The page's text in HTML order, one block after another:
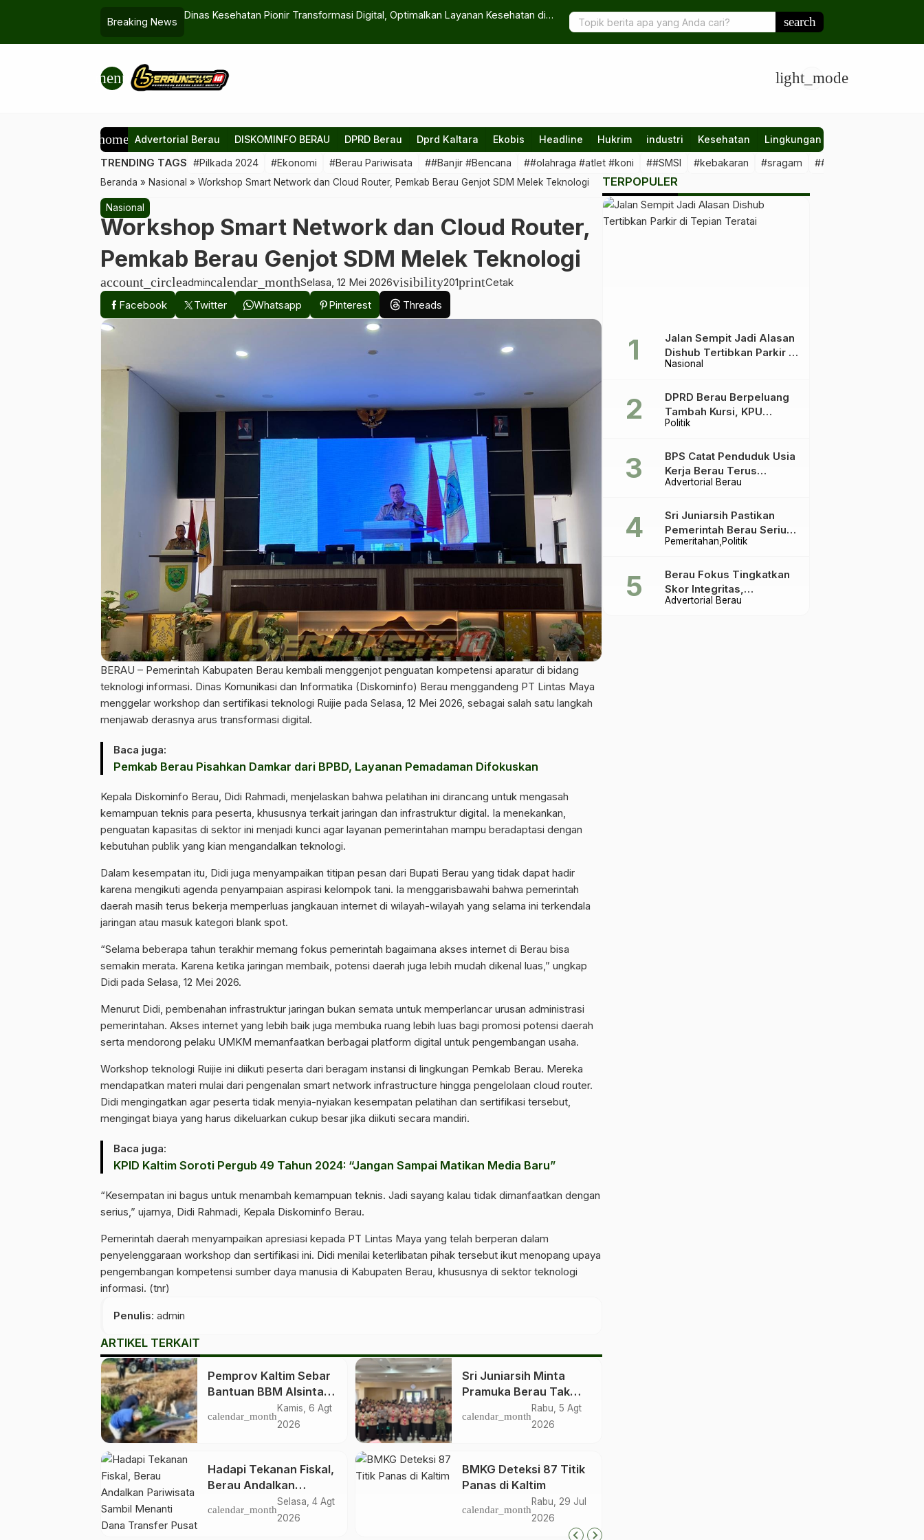
Breaking News
Dinas Kesehatan Pionir Transformasi Digital, Optimalkan Layanan Kesehatan di
Harga Bawang Merah hingga Kopi Dongkrak Inflasi Berau Agustus 2025 ke
Persen
search
menu light_mode
home Advertorial Berau DISKOMINFO BERAU DPRD Berau Dprd Kaltara Ekobis Headline Hukrim industri Kesehatan Lingkungan
TRENDING TAGS #Pilkada 2024 #Ekonomi #Berau Pariwisata ##Banjir #Bencana ##olahraga #atlet #koni ##SMSI #kebakaran #sragam ##sawit #illegal
Beranda » Nasional » Workshop Smart Network dan Cloud Router, Pemkab Berau Genjot SDM Melek Teknologi
Nasional
Workshop Smart Network dan Cloud Router,
Pemkab Berau Genjot SDM Melek Teknologi
account_circleadmincalendar_monthSelasa, 12 Mei 2026visibility201printCetak
Facebook
Twitter Whatsapp Pinterest Threads
BERAU – Pemerintah Kabupaten Berau kembali menggenjot penguatan kompetensi aparatur di bidang
teknologi informasi. Dinas Komunikasi dan Informatika (Diskominfo) Berau menggandeng PT Lintas Maya
menggelar workshop dan sertifikasi teknologi Ruijie pada Selasa, 12 Mei 2026, sebagai salah satu langkah
menjawab derasnya arus transformasi digital.
Baca juga:
Pemkab Berau Pisahkan Damkar dari BPBD, Layanan Pemadaman Difokuskan
Kepala Diskominfo Berau, Didi Rahmadi, menjelaskan bahwa pelatihan ini dirancang untuk mengasah
kemampuan teknis para peserta, khususnya terkait jaringan dan infrastruktur digital. Ia menekankan,
penguatan kapasitas di sektor ini menjadi kunci agar layanan pemerintahan mampu beradaptasi dengan
kebutuhan publik yang kian mengandalkan teknologi.
Dalam kesempatan itu, Didi juga menyampaikan titipan pesan dari Bupati Berau yang tidak dapat hadir
karena mengikuti agenda penyampaian aspirasi kelompok tani. Ia menggarisbawahi bahwa pemerintah
daerah masih terus bekerja memperluas jangkauan internet di wilayah-wilayah yang selama ini terkendala
jaringan atau masuk kategori blank spot.
“Selama beberapa tahun terakhir memang fokus pemerintah bagaimana akses internet di Berau bisa
semakin merata. Karena ketika jaringan membaik, potensi daerah juga lebih mudah dikenal luas,” ungkap
Didi pada Selasa, 12 Mei 2026.
Menurut Didi, pembenahan infrastruktur jaringan bukan semata untuk memperlancar urusan administrasi
pemerintahan. Akses internet yang lebih baik juga membuka ruang lebih luas bagi promosi potensi daerah
serta mendorong pelaku UMKM memanfaatkan berbagai platform digital untuk pengembangan usaha.
Workshop teknologi Ruijie ini diikuti peserta dari beragam instansi di lingkungan Pemkab Berau. Mereka
mendapatkan materi mulai dari pengenalan smart network infrastructure hingga pengelolaan cloud router.
Didi mengingatkan agar peserta tidak menyia-nyiakan kesempatan pelatihan dan sertifikasi tersebut,
mengingat biaya yang harus dikeluarkan cukup besar jika diikuti secara mandiri.
Baca juga:
KPID Kaltim Soroti Pergub 49 Tahun 2024: “Jangan Sampai Matikan Media Baru”
“Kesempatan ini bagus untuk menambah kemampuan teknis. Jadi sayang kalau tidak dimanfaatkan dengan
serius,” ujarnya, Didi Rahmadi, Kepala Diskominfo Berau.
Pemerintah daerah menyampaikan apresiasi kepada PT Lintas Maya yang telah berperan dalam
penyelenggaraan workshop dan sertifikasi ini. Didi menilai keterlibatan pihak tersebut ikut menopang upaya
pengembangan kompetensi sumber daya manusia di Kabupaten Berau, khususnya di sektor teknologi
informasi. (tnr)
Penulis: admin
ARTIKEL TERKAIT
Pemprov Kaltim Sebar
Bantuan BBM Alsintan
ke Kelompok Tani di 10
Kabupaten dan Kota
calendar_month
Kamis, 6 Agt
2026
Sri Juniarsih Minta
Pramuka Berau Tak
Sekadar Jalankan
Kegiatan Seremonial
calendar_month
Rabu, 5 Agt
2026
Hadapi Tekanan Fiskal,
Berau Andalkan
Pariwisata Sambil
Menanti Dana Transfer
calendar_month
Selasa, 4 Agt
2026
BMKG Deteksi 87 Titik
Panas di Kaltim
calendar_month
Rabu, 29 Jul
2026
TERPOPULER
Nasional
Jalan Sempit Jadi Alasan
Dishub Tertibkan Parkir di
Tepian Teratai
Politik
DPRD Berau Berpeluang
Tambah Kursi, KPU
Ingatkan Acuannya UU
Advertorial Berau
BPS Catat Penduduk Usia
Kerja Berau Terus
Meningkat Dua Tahun
Pemeritahan Politik
Sri Juniarsih Pastikan
Pemerintah Berau Serius
Tangani Reboisasi dan
Advertorial Berau
Berau Fokus Tingkatkan
Skor Integritas,
Rekomendasi KPK Jadi